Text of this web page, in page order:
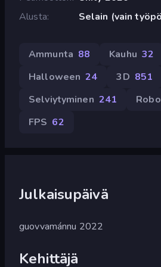
Alusta
Selain (vain
Ammunta 88 Kauhu 32
Halloween 24 3D 851
Selviytyminen 241
FPS 62
Julkaisupäivä
guovvamánnu 2022
Kehittäjä